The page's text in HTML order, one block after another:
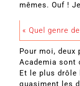
mêmes. Ouf !
« Quel genre
Pour moi, deux
Academia sont
Et le plus drôle
quasiment les